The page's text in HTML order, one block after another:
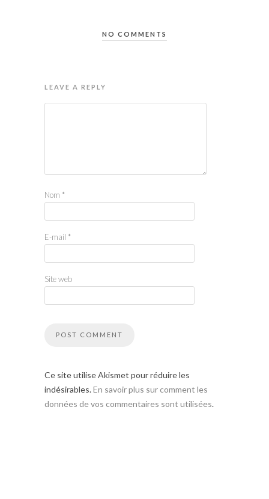
NO COMMENTS
LEAVE A REPLY
Nom *
E-mail *
Site web
Ce site utilise Akismet pour réduire les
indésirables.En savoir plus sur comment les
données de vos commentaires sont utilisées.